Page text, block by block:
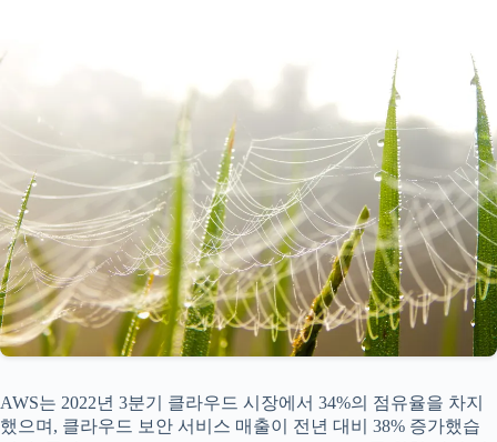
AWS는 2022년 3분기 클라우드 시장에서 34%의 점유율을 차지
했으며, 클라우드 보안 서비스 매출이 전년 대비 38% 증가했습